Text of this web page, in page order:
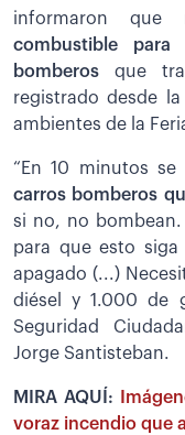
informaron que
combustible para
bomberos que
registrado desde
ambientes de la
“En 10 minutos
carros bomberos
si no, no
para que esto
apagado (...)
diésel y 1.000 de
Seguridad
Jorge Santisteban.
MIRA AQUÍ:
voraz incendio que